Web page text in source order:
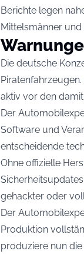
Berichte legen
Mittelsmänner
Die deutsche
aktiv vor den
Der
Software und
entscheidende
Ohne offizielle
gehackter oder
Der
Produktion
produziere nun